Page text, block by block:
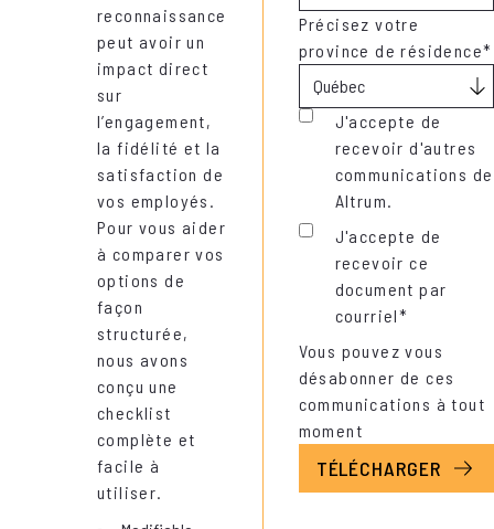
reconnaissance
peut avoir un
impact direct
sur
l’engagement,
la fidélité et la
satisfaction de
vos employés.
Pour vous aider
à comparer vos
options de
façon
structurée,
nous avons
conçu une
checklist
complète et
facile à
utiliser.
Précisez votre
province de résidence*
J'accepte de
recevoir d'autres
communications de
Altrum.
J'accepte de
recevoir ce
document par
courriel*
Vous pouvez vous
désabonner de ces
communications à tout
moment